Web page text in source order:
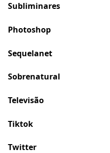
Subliminares
Photoshop
Sequelanet
Sobrenatural
Televisão
Tiktok
Twitter